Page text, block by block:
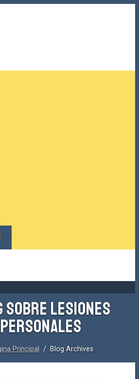
SOBRE LESIONES
PERSONALES
Principal / Blog Archives